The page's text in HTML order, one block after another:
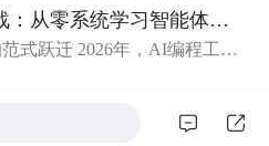
化转换全套 Qt 图像开发实战
模式导入图片：手动多选单张
部图片； 自定义输出宽高分
批量生成压缩后的图片文件；
果图、README、运行说明、
。零第三方运行依赖，不包含
法：Node.js 18+ 下执行 npm
动静态服务器打开 index.html。
完结Codex智能体实战：从零系统学习智能体应用
式跃迁 2026年，AI编程工具
是“执行者”。如今，以Open